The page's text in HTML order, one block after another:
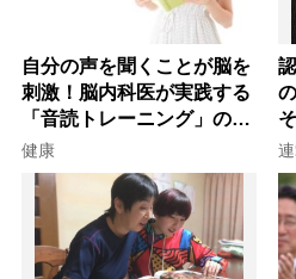
自分の声を聞くことが脳を
刺激！脳内科医が実践する
「音読トレーニング」の極
意
健康